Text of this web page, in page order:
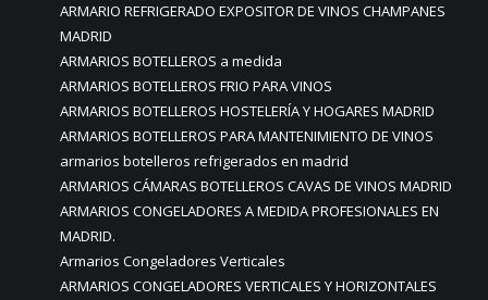
ARMARIO REFRIGERADO EXPOSITOR DE VINOS CHAMPANES
MADRID
ARMARIOS BOTELLEROS a medida
ARMARIOS BOTELLEROS FRIO PARA VINOS
ARMARIOS BOTELLEROS HOSTELERÍA Y HOGARES MADRID
ARMARIOS BOTELLEROS PARA MANTENIMIENTO DE VINOS
armarios botelleros refrigerados en madrid
ARMARIOS CÁMARAS BOTELLEROS CAVAS DE VINOS MADRID
ARMARIOS CONGELADORES A MEDIDA PROFESIONALES EN
MADRID.
Armarios Congeladores Verticales
ARMARIOS CONGELADORES VERTICALES Y HORIZONTALES